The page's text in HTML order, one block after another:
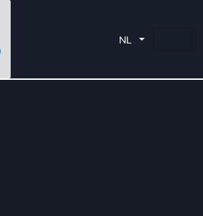
NL
of de bon volledig in één keer moet
u het resterende bedrag terug te
van het resterende bedrag
ervan in één keer te verplichten.